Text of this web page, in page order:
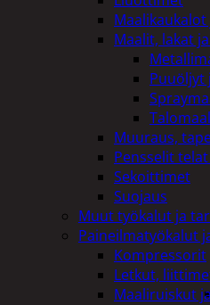
Maalit, lakat
Puuöljyt
Muuraus,
Pensselit
Sekoittimet
Suojaus
Muut työkalut ja
Paineilmatyökalut
Kompressorit
Letkut,
Maaliruiskut